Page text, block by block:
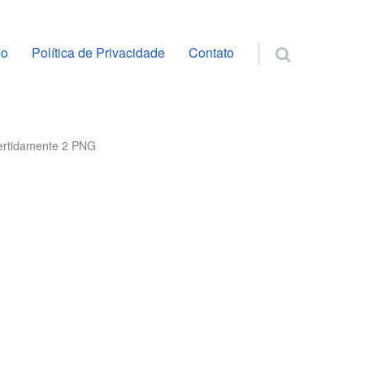
para o conteúdo
Política de Privacidade Contato
2 PNG